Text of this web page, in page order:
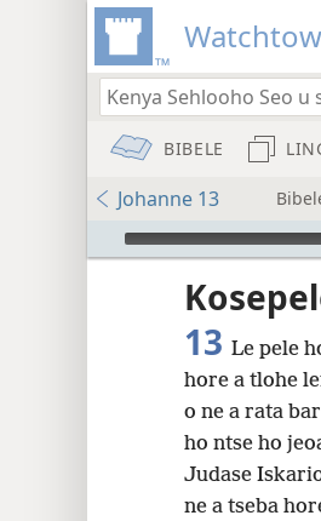
BIBELE
Johanne 13
Audio Player
13 Le pele
hore a tlohe
o ne a rata
ho ntse ho
Judase
ne a tseba